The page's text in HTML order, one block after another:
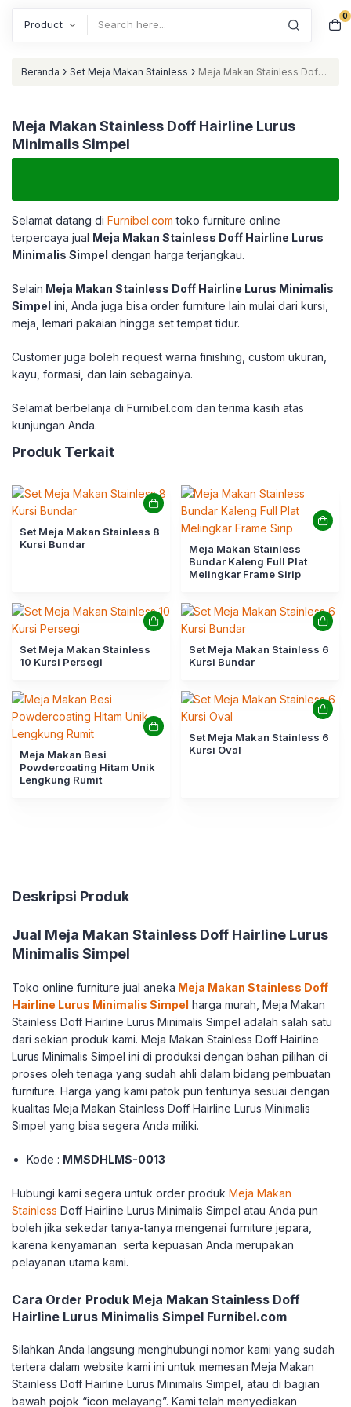
0
Beranda › Set Meja Makan Stainless › Meja Makan Stainless Doff
Meja Makan Stainless Doff Hairline Lurus
Minimalis Simpel
Selamat datang di Furnibel.com toko furniture online
terpercaya jual Meja Makan Stainless Doff Hairline Lurus
Minimalis Simpel dengan harga terjangkau.
Selain Meja Makan Stainless Doff Hairline Lurus Minimalis
Simpel ini, Anda juga bisa order furniture lain mulai dari kursi,
meja, lemari pakaian hingga set tempat tidur.
Customer juga boleh request warna finishing, custom ukuran,
kayu, formasi, dan lain sebagainya.
Selamat berbelanja di Furnibel.com dan terima kasih atas
kunjungan Anda.
Produk Terkait
Set Meja Makan Stainless 8
Kursi Bundar
Meja Makan Stainless
Bundar Kaleng Full Plat
Melingkar Frame Sirip
Set Meja Makan Stainless
10 Kursi Persegi
Set Meja Makan Stainless 6
Kursi Bundar
Meja Makan Besi
Powdercoating Hitam Unik
Lengkung Rumit
Set Meja Makan Stainless 6
Kursi Oval
Deskripsi Produk
Jual Meja Makan Stainless Doff Hairline Lurus
Minimalis Simpel
Toko online furniture jual aneka Meja Makan Stainless Doff
Hairline Lurus Minimalis Simpel harga murah, Meja Makan
Stainless Doff Hairline Lurus Minimalis Simpel adalah salah satu
dari sekian produk kami. Meja Makan Stainless Doff Hairline
Lurus Minimalis Simpel ini di produksi dengan bahan pilihan di
proses oleh tenaga yang sudah ahli dalam bidang pembuatan
furniture. Harga yang kami patok pun tentunya sesuai dengan
kualitas Meja Makan Stainless Doff Hairline Lurus Minimalis
Simpel yang bisa segera Anda miliki.
Kode : MMSDHLMS-0013
Hubungi kami segera untuk order produk Meja Makan
Stainless Doff Hairline Lurus Minimalis Simpel atau Anda pun
boleh jika sekedar tanya-tanya mengenai furniture jepara,
karena kenyamanan serta kepuasan Anda merupakan
pelayanan utama kami.
Cara Order Produk Meja Makan Stainless Doff
Hairline Lurus Minimalis Simpel Furnibel.com
Silahkan Anda langsung menghubungi nomor kami yang sudah
tertera dalam website kami ini untuk memesan Meja Makan
Stainless Doff Hairline Lurus Minimalis Simpel, atau di bagian
bawah pojok “icon melayang”. Kami telah menyediakan